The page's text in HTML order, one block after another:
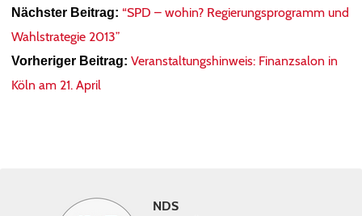
Nächster Beitrag: “SPD – wohin? Regierungsprogramm und
Wahlstrategie 2013”
Vorheriger Beitrag: Veranstaltungshinweis: Finanzsalon in
Köln am 21. April
NDS